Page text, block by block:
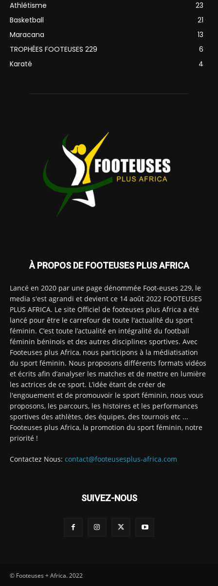
Athlétisme
23
Basketball
21
Maracana
13
TROPHÉES FOOTEUSES 229
6
Karaté
4
À PROPOS DE FOOTEUSES PLUS AFRICA
Lancé en 2020 par une page dénommée Foot-euses 229, le
media s'est agrandi et devient ce 14 août 2022 FOOTEUSES
PLUS AFRICA. Le site Officiel de footeuses plus Africa a été
lancé pour être le carrefour de toute l'actualité du sport
féminin. C’est toute l’actualité en intégralité du football
féminin béninois et des autres disciplines sportives. Avec
Footeuses plus Africa, nous participons à la médiatisation
du sport féminin. Nous proposons différents formats vidéos
et écrits afin d’analyser les matches et de mettre en lumière
les actrices de ce sport. L’idée étant de créer de
l'engouement et de promouvoir le sport féminin, nous vous
proposons, les parcours, les histoires et les performances
sportives des athlètes, des équipes, des tournois etc ...
Footeuses plus Africa, la promotion du sport féminin, notre
priorité !
Contactez Nous: contact@footeusesplus-africa.com
SUIVEZ-NOUS
© Footeuses + Africa. 2022